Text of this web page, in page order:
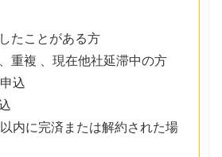
たことがある方
重複 、現在他社延滞中の方
込
内に完済または解約された場